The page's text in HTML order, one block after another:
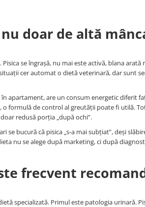
doar de altă
se îngrașă, nu mai este activă, blana arată
cer automat o dietă veterinară, dar sunt
apartament, are un consum energetic diferit
formulă de control al greutății poate fi utilă.
redusă porția „după ochi”.
bucură că pisica „s-a mai subțiat”, deși
nu se alege după marketing, ci după
frecvent
specializată. Primul este patologia urinară.